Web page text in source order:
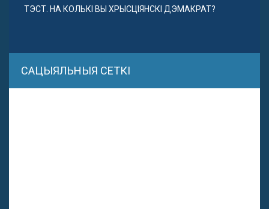
ТЭСТ. НА КОЛЬКІ ВЫ ХРЫСЦІЯНСКІ ДЭМАКРАТ?
САЦЫЯЛЬНЫЯ СЕТКІ